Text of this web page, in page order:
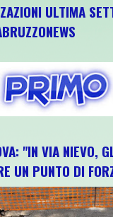
il 5
ULTIMA
"IN VIA NIEVO,
UN PUNTO DI